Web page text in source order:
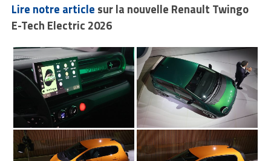
Lire notre article sur la nouvelle Renault Twingo
E-Tech Electric 2026